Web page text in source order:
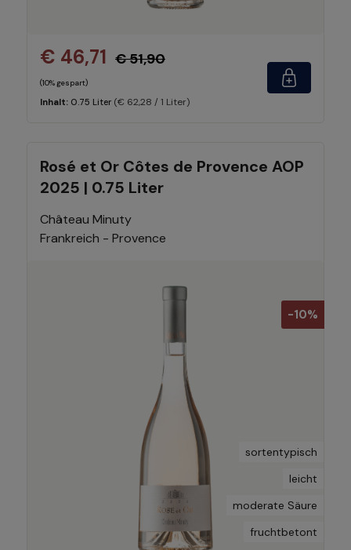
€ 46,71 € 51,90
(10% gespart)
Inhalt: 0.75 Liter (€ 62,28 / 1 Liter)
Rosé et Or Côtes de Provence AOP
2025 | 0.75 Liter
Château Minuty
Frankreich - Provence
-10%
sortentypisch
leicht
moderate Säure
fruchtbetont